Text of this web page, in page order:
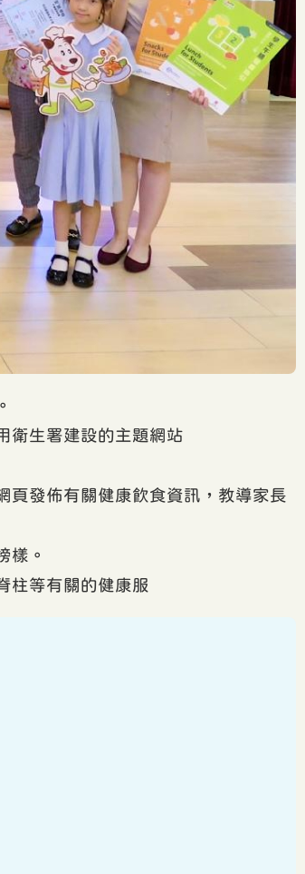
衛生署建設的主題網站
頁發佈有關健康飲食資訊，教導家長
樣。
柱等有關的健康服